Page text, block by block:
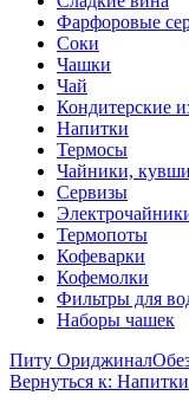
Фарфоровые
Соки
Чашки
Чай
Кондитерские
Напитки
Термосы
Чайники,
Сервизы
Термопоты
Кофеварки
Кофемолки
Фильтры для
Наборы чашек
Питу Ориджинал
Вернуться к: Напитки